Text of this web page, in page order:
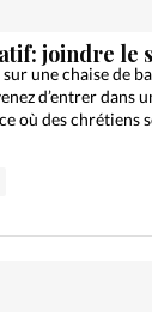
joindre le
une chaise de
d’entrer dans
où des chrétiens